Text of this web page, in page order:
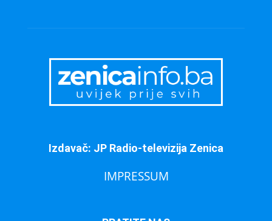
Izdavač: JP Radio-televizija Zenica
IMPRESSUM